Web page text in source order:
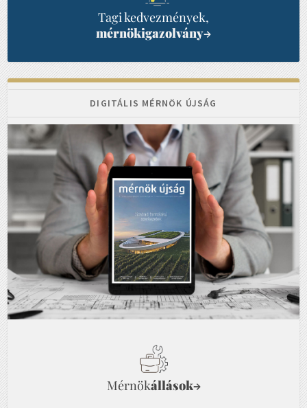
Tagi kedvezmények,
mérnökigazolvány→
DIGITÁLIS MÉRNÖK ÚJSÁG
Mérnökállások→